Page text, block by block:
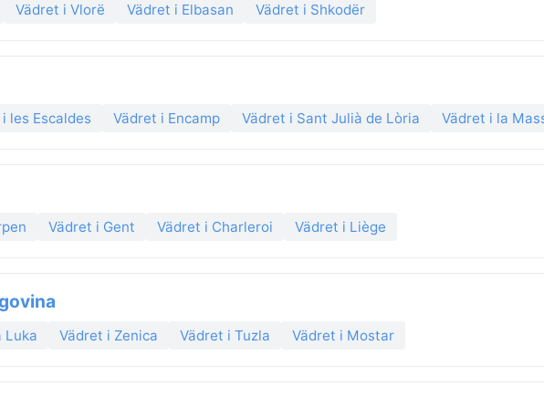
Vädret i Vlorë Vädret i Elbasan Vädret i Shkodër
les Escaldes Vädret i Encamp Vädret i Sant Julià de Lòria Vädret i la
Vädret i Gent Vädret i Charleroi Vädret i Liège
Luka Vädret i Zenica Vädret i Tuzla Vädret i Mostar